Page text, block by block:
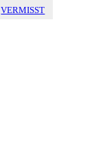
VERMISST